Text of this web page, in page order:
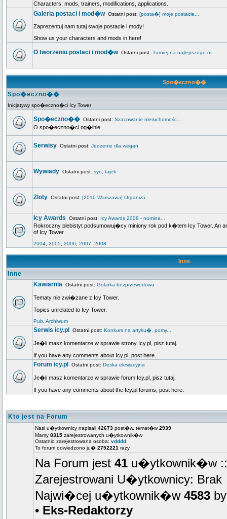
Characters, mods, trainers, modifications, applications.
Galeria postaci i mod�wOstatni post: [posta�] moje postacie...
Zaprezentuj nam tutaj swoje postacie i mody!
Show us your characters and mods in here!
O tworzeniu postaci i mod�wOstatni post: Turniej na najlepszego m...
Spo�eczno��
Spo�eczno��
Inicjatywy spo�eczno�ci Icy Tower
Spo�eczno�� Ostatni post: Szacowanie nieruchomośc...
O spo�eczno�ci og�lnie
Serwisy Ostatni post: Jedzenie dla wegan
Wywiady Ostatni post: syo, tajek
Zloty Ostatni post: [2010 Warszawa] Organiza...
Icy Awards Ostatni post: Icy Awards 2008 - nomina...
Rokroczny plebistyt podsumowuj�cy miniony rok pod k�tem Icy Tower. An
of Icy Tower.
2004 2005 2006 2007 2008
Inne
Inne
Kawiarnia Ostatni post: Golarka bezprzewodowa
Tematy nie zwi�zane z Icy Tower.
Topics unrelated to Icy Tower.
Pub Archiwum
Serwis icy.pl Ostatni post: Konkurs na artyku�, pomy...
Je�li masz komentarze w sprawie strony Icy.pl, pisz tutaj.
If you have any comments about Icy.pl, post here.
Forum icy.pl Ostatni post: Deska elewacyjna
Je�li masz komentarze w sprawie forum Icy.pl, pisz tutaj.
If you have any comments about the Icy.pl forums, post here.
Kto jest na Forum
Nasi u�ytkownicy napisali 42673 post�w, temat�w2939
Mamy 8315 zarejestrowanych u�ytkownik�w
Ostatnio zarejestrowana osoba: vdddd
To forum odwiedzono ju� 2752221 razy
Na Forum jest 41 u�ytkownik�w ::
Zarejestrowani U�ytkownicy: Brak
Najwi�cej u�ytkownik�w 4583
• Eks-Redaktorzy